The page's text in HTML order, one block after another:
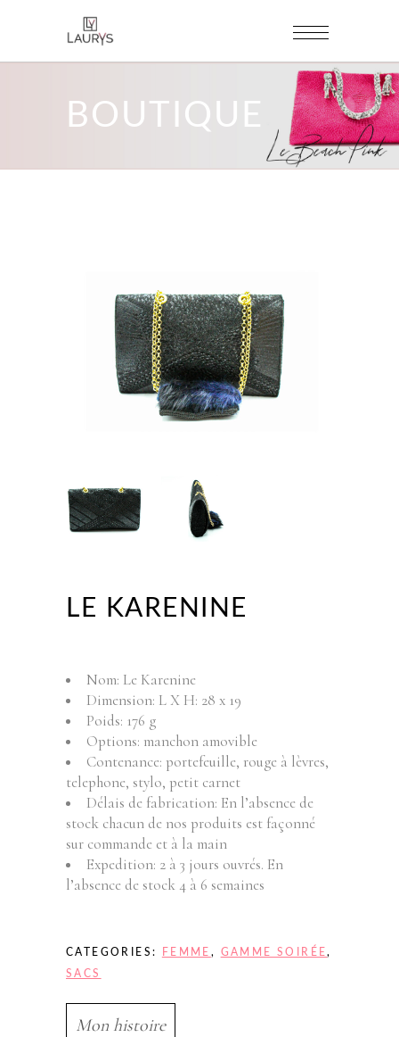
BOUTIQUE
LE KARENINE
Nom: Le Karenine
Dimension: L X H: 28 x 19
Poids: 176 g
Options: manchon amovible
Contenance: portefeuille, rouge à lèvres,
telephone, stylo, petit carnet
Délais de fabrication: En l’absence de
stock chacun de nos produits est façonné
sur commande et à la main
Expedition: 2 à 3 jours ouvrés. En
l’absence de stock 4 à 6 semaines
CATEGORIES: FEMME , GAMME SOIRÉE,
SACS
Mon histoire